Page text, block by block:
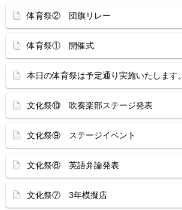
体育祭② 団旗リレー
体育祭① 開催式
本日の体育祭は予定通り実施いたします。
文化祭⑩ 吹奏楽部ステージ発表
文化祭⑨ ステージイベント
文化祭⑧ 英語弁論発表
文化祭⑦ 3年模擬店